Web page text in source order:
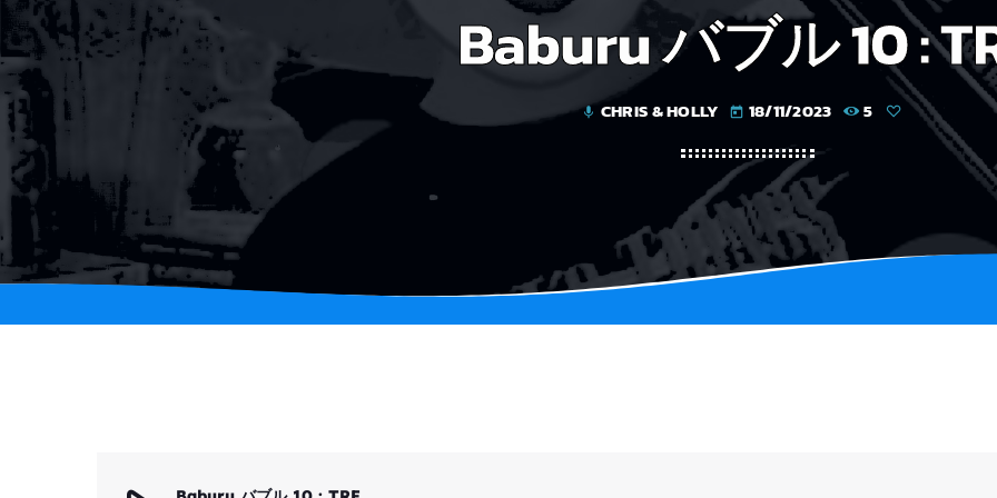
Baburu バブル 10 :
mic CHRIS & HOLLY today 18/11/2023 5